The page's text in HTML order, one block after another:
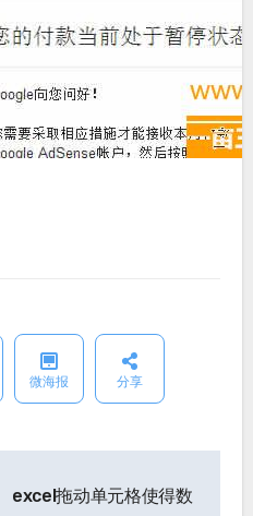
微海报 分享
excel拖动单元格使得数